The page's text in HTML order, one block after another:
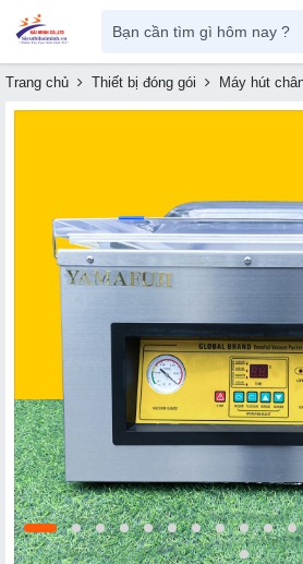
Trang chủ Thiết bị đóng gói Máy hút